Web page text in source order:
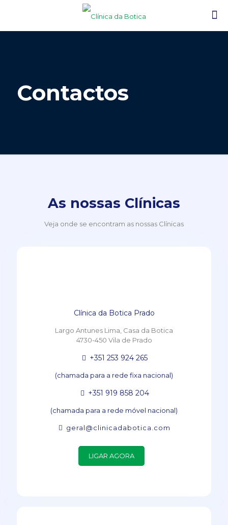
Contactos
As nossas Clínicas
Veja onde se encontram as nossas Clínicas
Clínica da Botica Prado
Largo Antunes Lima, Casa da Botica
4730-450 Vila de Prado
+351 253 924 265
(chamada para a rede fixa nacional)
+351 919 858 204
(chamada para a rede móvel nacional)
geral@clinicadabotica.com
LIGAR AGORA